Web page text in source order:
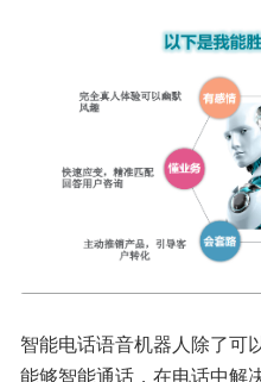
智能电话语音机器人除了可
能够智能通话，在电话中解